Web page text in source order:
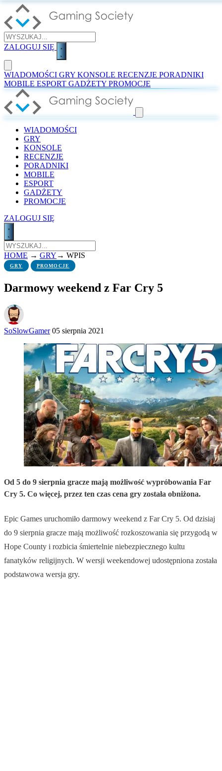
ZALOGUJ SIĘ
WIADOMOŚCI GRY KONSOLE RECENZJE PORADNIKI
MOBILE ESPORT GADŻETY PROMOCJE
WIADOMOŚCI
GRY
KONSOLE
RECENZJE
PORADNIKI
MOBILE
ESPORT
GADŻETY
PROMOCJE
ZALOGUJ SIĘ
HOME → GRY → WPIS
GRY PROMOCJE
Darmowy weekend z Far Cry 5
SoSlowGamer 05 sierpnia 2021
Od 5 do 9 sierpnia gracze mają możliwość wypróbowania Far
Cry 5. Co więcej, przez ten czas cena gry została obniżona.
Epic Games uruchomiło darmowy weekend z Far Cry 5. Od dzisiaj
do 9 sierpnia gracze mają możliwość rozkoszowania się przygodą w
Hope County i rozbicia śmiertelnie niebezpiecznego kultu
fanatyków religijnych. W wersji weekendowej udostępniona została
podstawowa wersja gry.